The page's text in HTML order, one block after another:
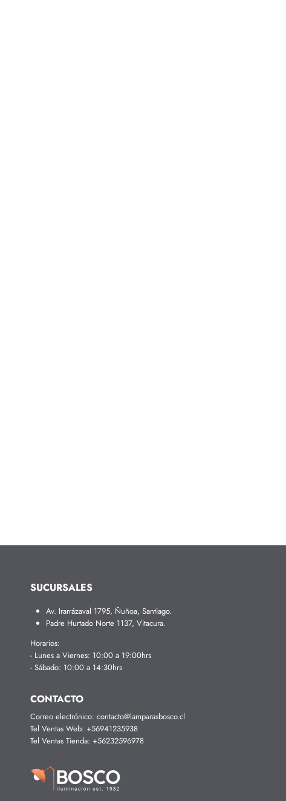
SUCURSALES
Av. Irarrázaval 1795, Ñuñoa, Santiago.
Padre Hurtado Norte 1137, Vitacura.
Horarios:
- Lunes a Viernes: 10:00 a 19:00hrs
- Sábado: 10:00 a 14:30hrs
CONTACTO
Correo electrónico: contacto@lamparasbosco.cl
Tel Ventas Web: +56941235938
Tel Ventas Tienda: +56232596978